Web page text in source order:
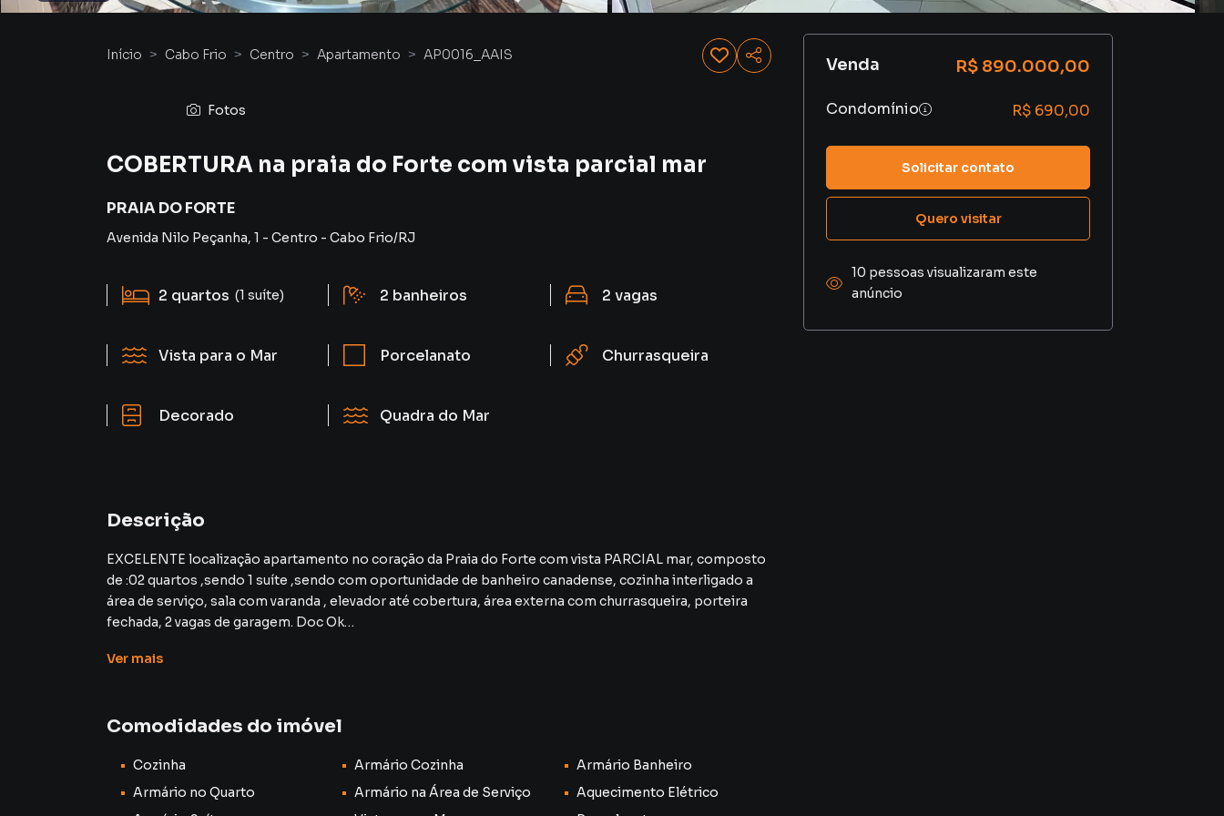
Início Cabo Frio Centro Apartamento AP0016_AAIS
Fotos
COBERTURA na praia do Forte com vista parcial mar
PRAIA DO FORTE
Avenida Nilo Peçanha, 1 - Centro - Cabo Frio/RJ
2 quartos (1 suíte) 2 banheiros 2 vagas
Vista para o Mar Porcelanato Churrasqueira
Decorado Quadra do Mar
Descrição
EXCELENTE localização apartamento no coração da Praia do Forte com vista PARCIAL mar, composto
de :02 quartos ,sendo 1 suíte ,sendo com oportunidade de banheiro canadense, cozinha interligado a
área de serviço, sala com varanda , elevador até cobertura, área externa com churrasqueira, porteira
fechada, 2 vagas de garagem. Doc Ok
Aceita permuta para Niterói à negociar.
procurava ou deseja mais informações sobre Apartamento em Cabo Frio? Entre em contato com
nossa equipe pelo telefone (22) 99841-2333.
Ver mais
Comodidades do imóvel
Cozinha Armário Cozinha
Armário Banheiro
Armário no Quarto
Armário na Área de Serviço
Aquecimento Elétrico
Venda R$ 890.000,00
Condomínio R$ 690,00
Solicitar contato
Quero visitar
10 pessoas visualizaram este
anúncio